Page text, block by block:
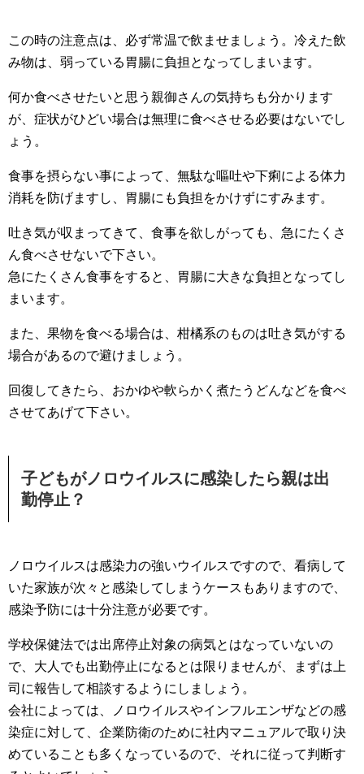
この時の注意点は、必ず常温で飲ませましょう。冷えた飲
み物は、弱っている胃腸に負担となってしまいます。
何か食べさせたいと思う親御さんの気持ちも分かります
が、症状がひどい場合は無理に食べさせる必要はないでし
ょう。
食事を摂らない事によって、無駄な嘔吐や下痢による体力
消耗を防げますし、胃腸にも負担をかけずにすみます。
吐き気が収まってきて、食事を欲しがっても、急にたくさ
ん食べさせないで下さい。
急にたくさん食事をすると、胃腸に大きな負担となってし
まいます。
また、果物を食べる場合は、柑橘系のものは吐き気がする
場合があるので避けましょう。
回復してきたら、おかゆや軟らかく煮たうどんなどを食べ
させてあげて下さい。
子どもがノロウイルスに感染したら親は出
勤停止？
ノロウイルスは感染力の強いウイルスですので、看病して
いた家族が次々と感染してしまうケースもありますので、
感染予防には十分注意が必要です。
学校保健法では出席停止対象の病気とはなっていないの
で、大人でも出勤停止になるとは限りませんが、まずは上
司に報告して相談するようにしましょう。
会社によっては、ノロウイルスやインフルエンザなどの感
染症に対して、企業防衛のために社内マニュアルで取り決
めていることも多くなっているので、それに従って判断す